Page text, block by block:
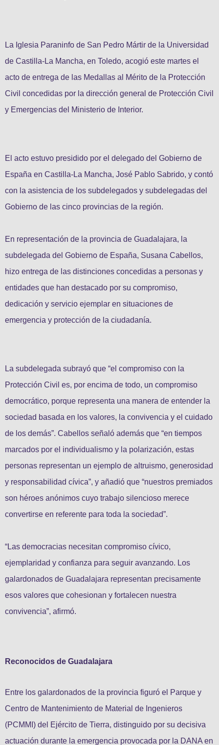
La Iglesia Paraninfo de San Pedro Mártir de la Universidad
de Castilla-La Mancha, en Toledo, acogió este martes el
acto de entrega de las Medallas al Mérito de la Protección
Civil concedidas por la dirección general de Protección Civil
y Emergencias del Ministerio de Interior.
El acto estuvo presidido por el delegado del Gobierno de
España en Castilla-La Mancha, José Pablo Sabrido, y contó
con la asistencia de los subdelegados y subdelegadas del
Gobierno de las cinco provincias de la región.
En representación de la provincia de Guadalajara, la
subdelegada del Gobierno de España, Susana Cabellos,
hizo entrega de las distinciones concedidas a personas y
entidades que han destacado por su compromiso,
dedicación y servicio ejemplar en situaciones de
emergencia y protección de la ciudadanía.
La subdelegada subrayó que “el compromiso con la
Protección Civil es, por encima de todo, un compromiso
democrático, porque representa una manera de entender la
sociedad basada en los valores, la convivencia y el cuidado
de los demás”. Cabellos señaló además que “en tiempos
marcados por el individualismo y la polarización, estas
personas representan un ejemplo de altruismo, generosidad
y responsabilidad cívica”, y añadió que “nuestros premiados
son héroes anónimos cuyo trabajo silencioso merece
convertirse en referente para toda la sociedad”.
“Las democracias necesitan compromiso cívico,
ejemplaridad y confianza para seguir avanzando. Los
galardonados de Guadalajara representan precisamente
esos valores que cohesionan y fortalecen nuestra
convivencia”, afirmó.
Reconocidos de Guadalajara
Entre los galardonados de la provincia figuró el Parque y
Centro de Mantenimiento de Material de Ingenieros
(PCMMI) del Ejército de Tierra, distinguido por su decisiva
actuación durante la emergencia provocada por la DANA en